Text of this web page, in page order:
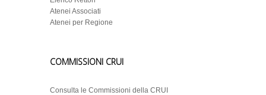
Atenei Associati
Atenei per Regione
COMMISSIONI CRUI
Consulta le Commissioni della CRUI